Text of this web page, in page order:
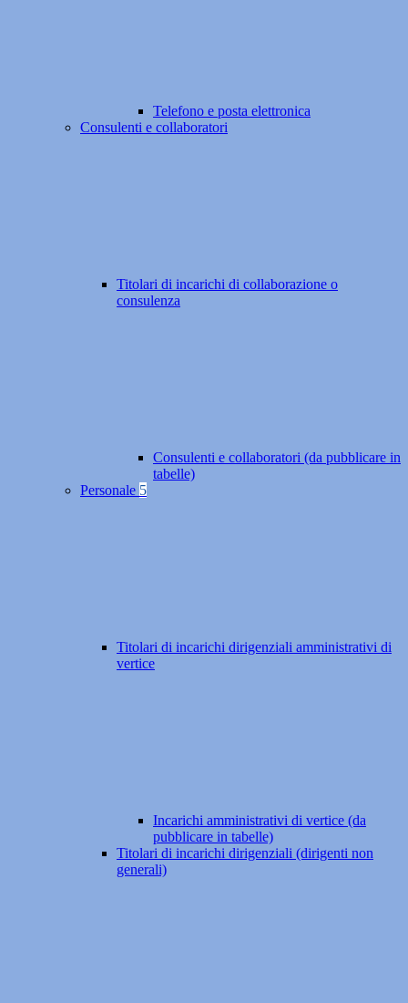
Telefono e posta elettronica
Consulenti e collaboratori
Titolari di incarichi di collaborazione o
consulenza
Consulenti e collaboratori (da pubblicare in
tabelle)
Personale 5
Titolari di incarichi dirigenziali amministrativi di
vertice
Incarichi amministrativi di vertice (da
pubblicare in tabelle)
Titolari di incarichi dirigenziali (dirigenti non
generali)